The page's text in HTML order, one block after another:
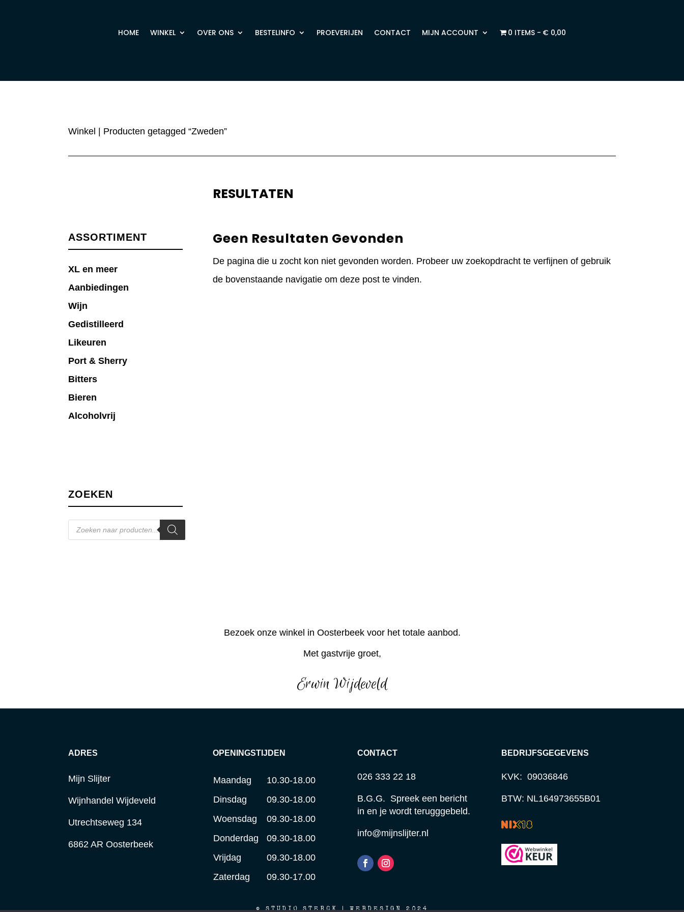
HOME WINKEL OVER ONS BESTELINFO PROEVERIJEN CONTACT MIJN ACCOUNT 0 ITEMS € 0,00
Winkel | Producten getagged “Zweden”
RESULTATEN
ASSORTIMENT
XL en meer
Aanbiedingen
Wijn
Gedistilleerd
Likeuren
Port & Sherry
Bitters
Bieren
Alcoholvrij
ZOEKEN
Producten
zoeken
Geen Resultaten Gevonden
De pagina die u zocht kon niet gevonden worden. Probeer uw zoekopdracht te verfijnen of gebruik
de bovenstaande navigatie om deze post te vinden.
Bezoek onze winkel in Oosterbeek voor het totale aanbod.
Met gastvrije groet,
Erwin Wijdeveld
ADRES
Mijn Slijter
Wijnhandel Wijdeveld
Utrechtseweg 134
6862 AR Oosterbeek
OPENINGSTIJDEN
Maandag
10.30-18.00
Dinsdag
09.30-18.00
Woensdag
09.30-18.00
Donderdag
09.30-18.00
Vrijdag
09.30-18.00
Zaterdag
09.30-17.00
CONTACT
026 333 22 18
B.G.G. Spreek een bericht
in en je wordt terugggebeld.
info@mijnslijter.nl
BEDRIJFSGEGEVENS
KVK: 09036846
BTW: NL164973655B01
© STUDIO STERCK | WEBDESIGN 2024